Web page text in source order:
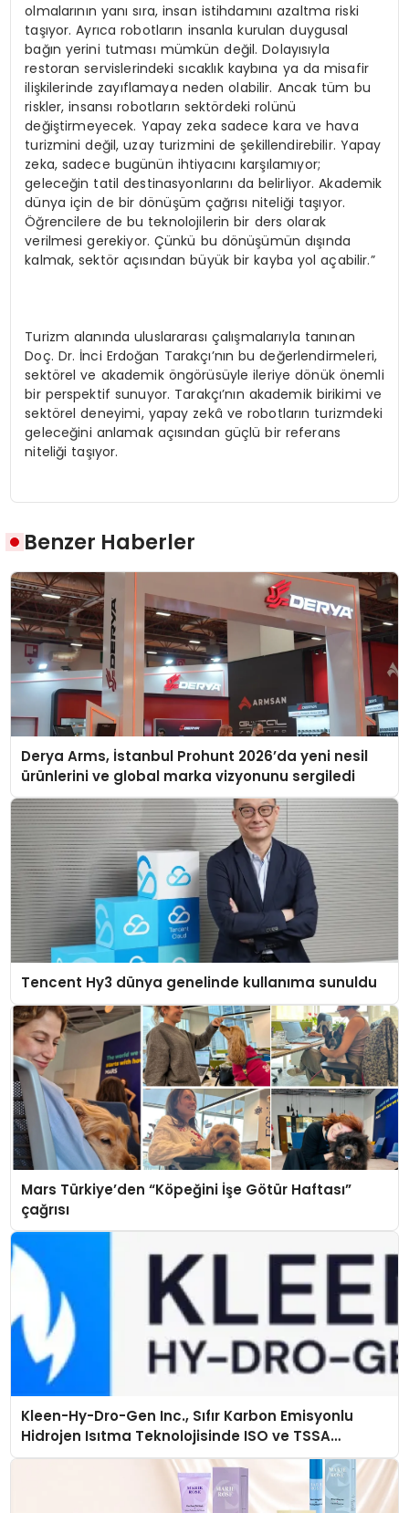
olmalarının yanı sıra, insan istihdamını azaltma riski
taşıyor. Ayrıca robotların insanla kurulan duygusal
bağın yerini tutması mümkün değil. Dolayısıyla
restoran servislerindeki sıcaklık kaybına ya da misafir
ilişkilerinde zayıflamaya neden olabilir. Ancak tüm bu
riskler, insansı robotların sektördeki rolünü
değiştirmeyecek. Yapay zeka sadece kara ve hava
turizmini değil, uzay turizmini de şekillendirebilir. Yapay
zeka, sadece bugünün ihtiyacını karşılamıyor;
geleceğin tatil destinasyonlarını da belirliyor. Akademik
dünya için de bir dönüşüm çağrısı niteliği taşıyor.
Öğrencilere de bu teknolojilerin bir ders olarak
verilmesi gerekiyor. Çünkü bu dönüşümün dışında
kalmak, sektör açısından büyük bir kayba yol açabilir.”
Turizm alanında uluslararası çalışmalarıyla tanınan
Doç. Dr. İnci Erdoğan Tarakçı’nın bu değerlendirmeleri,
sektörel ve akademik öngörüsüyle ileriye dönük önemli
bir perspektif sunuyor. Tarakçı’nın akademik birikimi ve
sektörel deneyimi, yapay zekâ ve robotların turizmdeki
geleceğini anlamak açısından güçlü bir referans
niteliği taşıyor.
Benzer Haberler
Derya Arms, İstanbul Prohunt 2026’da yeni nesil
ürünlerini ve global marka vizyonunu sergiledi
Tencent Hy3 dünya genelinde kullanıma sunuldu
Mars Türkiye’den “Köpeğini İşe Götür Haftası”
çağrısı
Kleen-Hy-Dro-Gen Inc., Sıfır Karbon Emisyonlu
Hidrojen Isıtma Teknolojisinde ISO ve TSSA
Düzenleyici Onaylarını Aldı